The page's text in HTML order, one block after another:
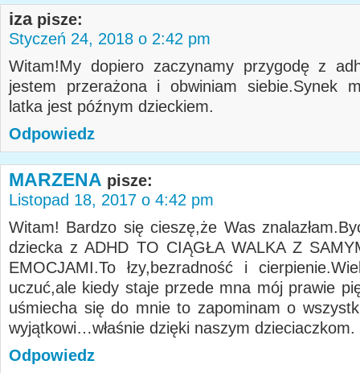
iza pisze:
Styczeń 24, 2018 o 2:42 pm
Witam!My dopiero zaczynamy przygodę z
jestem przerażona i obwiniam siebie.Synek
latka jest późnym dzieckiem.
Odpowiedz
MARZENA pisze:
Listopad 18, 2017 o 4:42 pm
Witam! Bardzo się cieszę,że Was
dziecka z ADHD TO CIĄGŁA WALKA Z
EMOCJAMI.To łzy,bezradność i
uczuć,ale kiedy staje przede mna mój prawie
uśmiecha się do mnie to zapominam o
wyjątkowi…właśnie dzięki naszym dzieciaczkom.
Odpowiedz